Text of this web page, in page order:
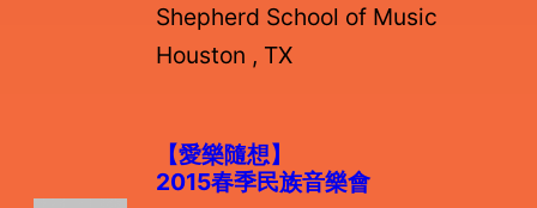
Shepherd School of Music
Houston , TX
【愛樂隨想】
2015春季民族音樂會